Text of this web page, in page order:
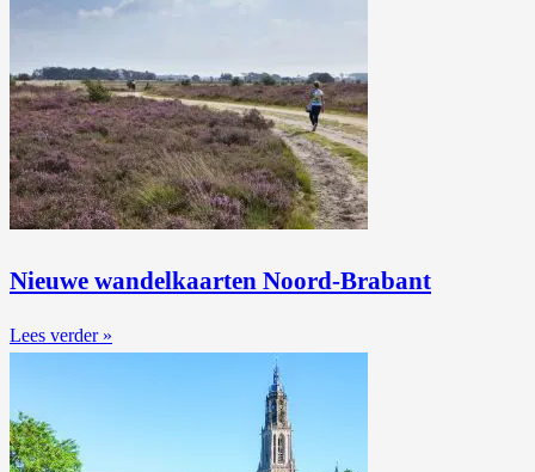
Nieuwe wandelkaarten Noord-Brabant
Lees verder »